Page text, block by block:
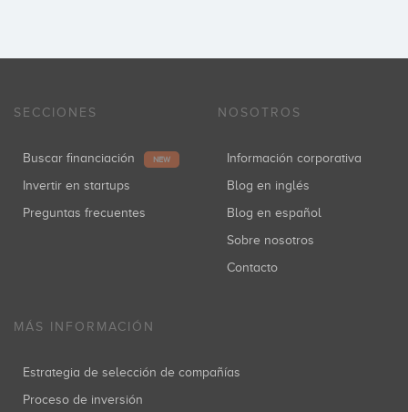
SECCIONES
Buscar financiación NEW
Invertir en startups
Preguntas frecuentes
NOSOTROS
Información corporativa
Blog en inglés
Blog en español
Sobre nosotros
Contacto
MÁS INFORMACIÓN
Estrategia de selección de compañías
Proceso de inversión